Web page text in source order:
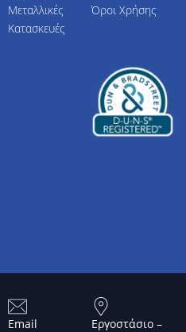
Μεταλλικές
Κατασκευές
Όροι Χρήσης
Email
Εργοστάσιο –